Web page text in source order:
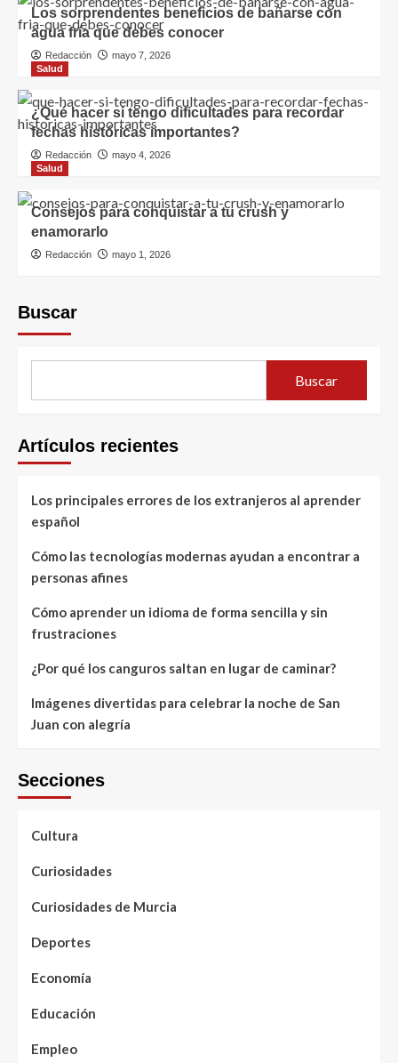
Los sorprendentes beneficios de bañarse con
agua fría que debes conocer
Redacción
mayo 7, 2026
Salud
¿Qué hacer si tengo dificultades para recordar
fechas históricas importantes?
Redacción
mayo 4, 2026
Salud
Consejos para conquistar a tu crush y
enamorarlo
Redacción mayo 1, 2026
Buscar
Buscar
Artículos recientes
Los principales errores de los extranjeros al aprender
español
Cómo las tecnologías modernas ayudan a encontrar a
personas afines
Cómo aprender un idioma de forma sencilla y sin
frustraciones
¿Por qué los canguros saltan en lugar de caminar?
Imágenes divertidas para celebrar la noche de San
Juan con alegría
Secciones
Cultura
Curiosidades
Curiosidades de Murcia
Deportes
Economía
Educación
Empleo